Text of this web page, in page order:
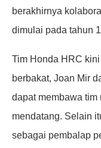
berakhirnya
dimulai pada tahun
Tim Honda HRC
berbakat, Joan Mir
dapat membawa
mendatang. Selain
sebagai pembalap